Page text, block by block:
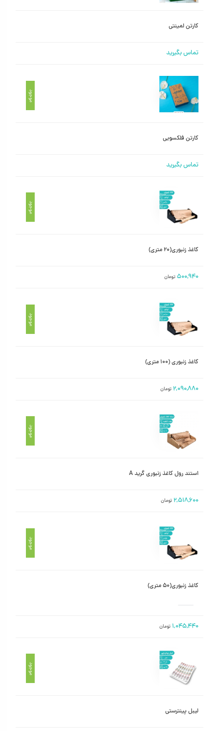
کارتن لمینتی
تماس بگیرید
موجود
کارتن فلکسویی
تماس بگیرید
موجود
کاغذ زنبوری(۲۰ متری)
۵۰۰,۹۴۰تومان
موجود
کاغذ زنبوری (۱۰۰ متری)
۲,۰۹۰,۸۸۰ تومان
موجود
استند رول کاغذ زنبوری گرید A
۲,۵۱۸,۶۰۰ تومان
موجود
کاغذ زنبوری(۵۰ متری)
۱,۰۴۵,۴۴۰ تومان
موجود
لیبل پینترستی